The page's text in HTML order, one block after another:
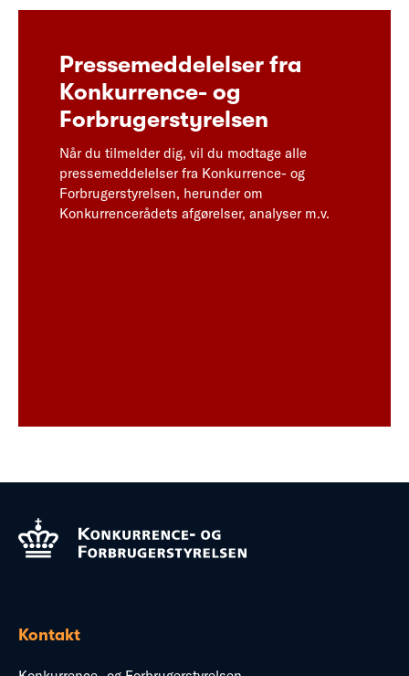
Pressemeddelelser fra
Konkurrence- og
Forbrugerstyrelsen
Når du tilmelder dig, vil du modtage alle
pressemeddelelser fra Konkurrence- og
Forbrugerstyrelsen, herunder om
Konkurrencerådets afgørelser, analyser m.v.
Kontakt